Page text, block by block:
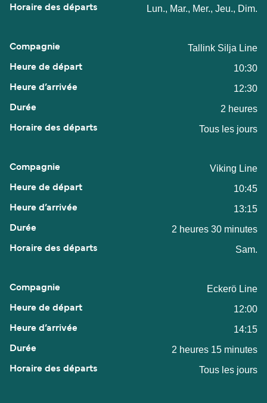
Lun., Mar., Mer., Jeu., Dim.
Tallink Silja Line
10:30
12:30
2 heures
Tous les jours
Viking Line
10:45
13:15
2 heures 30 minutes
Sam.
Eckerö Line
12:00
14:15
2 heures 15 minutes
Tous les jours